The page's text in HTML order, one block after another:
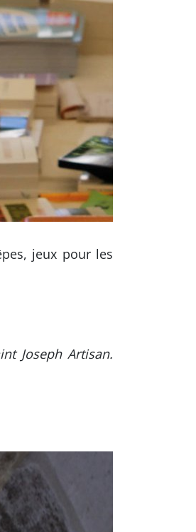
jeux pour les
Joseph Artisan.